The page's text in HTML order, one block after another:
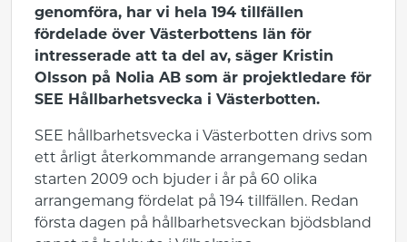
genomföra, har vi hela 194 tillfällen
fördelade över Västerbottens län för
intresserade att ta del av, säger Kristin
Olsson på Nolia AB som är projektledare för
SEE Hållbarhetsvecka i Västerbotten.
SEE hållbarhetsvecka i Västerbotten drivs som
ett årligt återkommande arrangemang sedan
starten 2009 och bjuder i år på 60 olika
arrangemang fördelat på 194 tillfällen. Redan
första dagen på hållbarhetsveckan bjödsbland